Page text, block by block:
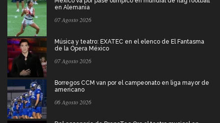
en Alemania
07 Agosto 2026
Música y teatro: EXATEC en el elenco de El Fantasma
de la Ópera México
07 Agosto 2026
Borregos CCM van por el campeonato en liga mayor de
americano
06 Agosto 2026